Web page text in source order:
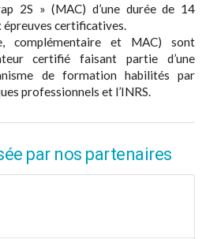
2S » (MAC) d’une durée de 14
certificatives.
complémentaire et MAC) sont
certifié faisant partie d’une
de formation habilités par
professionnels et l’INRS.
par nos partenaires